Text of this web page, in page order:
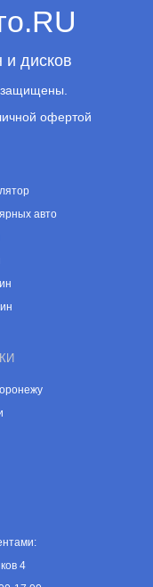
и дисков
офертой
авто
4